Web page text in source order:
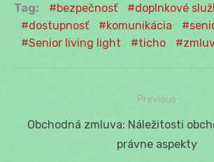
Tag: bezpečnosť
doplnkové
dostupnosť
komunikácia
Senior living light
ticho
Navigácia
Previous
Previous
Obchodná zmluva: Náležitosti
právne aspekty